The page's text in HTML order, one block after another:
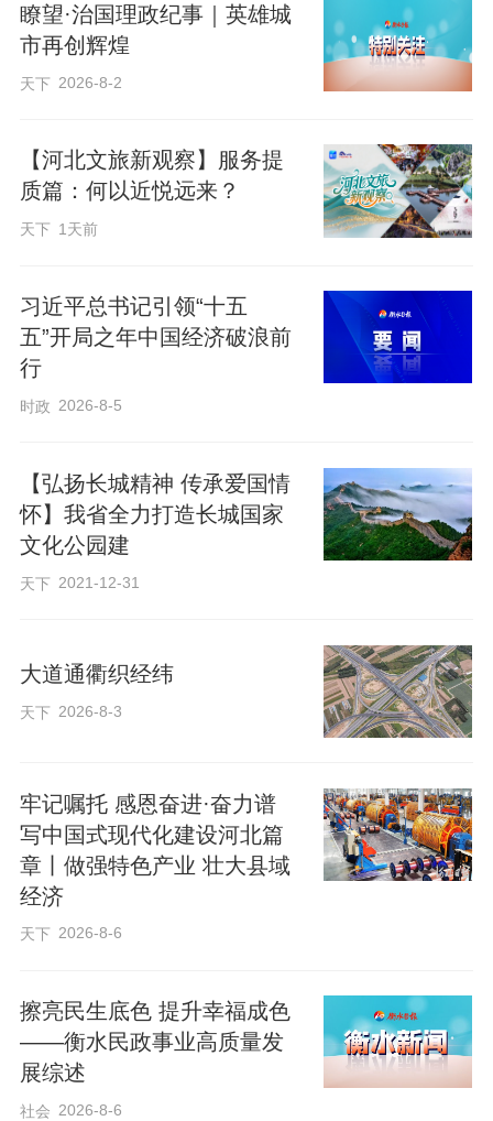
施项目，总投资503亿元，让物流链深度嵌
入产业链，进一步提升区域物流分拨集散
能力、降低全社会物流成本。
重点项目加快跑，助力河北创意产品
出海。
产业物流园项目二期正加紧施工，为明年9
月竣工投用目标全力冲刺。物流园建成
后，将全面提升“物流仓储+跨境电商+创意
模最大的商贸物流园。未来，将有更多爆
款IP创意产品从这里启程，销往全球。
沿海港口扩能升级，筑牢向海发展“硬
目前，黄骅港综合港区液体化工码头
项目已进入设备调试阶段。1个5万吨级液
地而起，配套建设的54座储罐整装待
命。“今年项目将全部建成，预计2027年投
用。项目投产后，将大幅降低化工企业的
一个个重大枢纽项目加快建设，助力
物流大通道更加顺畅。
瞭望·治国理政纪事｜英雄城
市再创辉煌
天下 2026-8-2
【河北文旅新观察】服务提
质篇：何以近悦远来？
天下 1天前
习近平总书记引领“十五
五”开局之年中国经济破浪前
行
时政 2026-8-5
【弘扬长城精神 传承爱国情
怀】我省全力打造长城国家
文化公园建
天下 2021-12-31
大道通衢织经纬
天下 2026-8-3
牢记嘱托 感恩奋进·奋力谱
写中国式现代化建设河北篇
章丨做强特色产业 壮大县域
经济
天下 2026-8-6
擦亮民生底色 提升幸福成色
——衡水民政事业高质量发
展综述
社会 2026-8-6